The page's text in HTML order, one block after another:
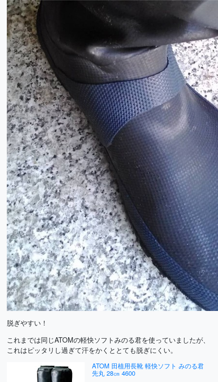
脱ぎやすい！
これまでは同じATOMの軽快ソフトみのる君を使っていましたが、
これはピッタリし過ぎて汗をかくととても脱ぎにくい。
ATOM 田植用長靴 軽快ソフト みのる君
先丸 28㎝ 4600